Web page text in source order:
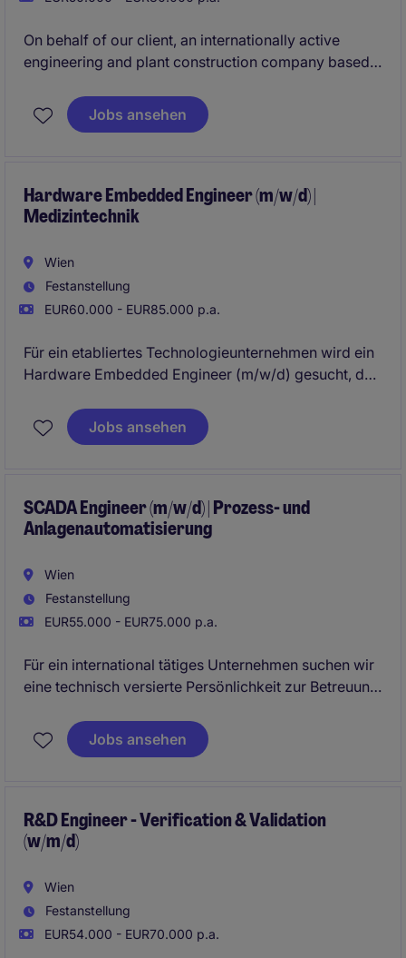
On behalf of our client, an internationally active
engineering and plant construction company based
Engineer (m/f/d)
. In this role, you will support
international plant engineering projects from the
Jobs ansehen
Hardware Embedded Engineer (m/w/d) |
Medizintechnik
Wien
Festanstellung
EUR60.000 - EUR85.000 p.a.
Für ein etabliertes Technologieunternehmen wird ein
Hardware Embedded Engineer (m/w/d) gesucht, der
von der Konzeptphase über die
Prototypenentwicklung bis hin zur
Jobs ansehen
SCADA Engineer (m/w/d) | Prozess- und
Anlagenautomatisierung
Wien
Festanstellung
EUR55.000 - EUR75.000 p.a.
Für ein international tätiges Unternehmen suchen wir
eine technisch versierte Persönlichkeit zur Betreuung,
SCADA- und Automatisierungssysteme. Die Position
verbindet den operativen Anlagenbetrieb mit
Effizienzsteigerung von Produktions- und
Prozessanlagen mitzuwirken.
Jobs ansehen
R&D Engineer - Verification & Validation
(w/m/d)
Wien
Festanstellung
EUR54.000 - EUR70.000 p.a.